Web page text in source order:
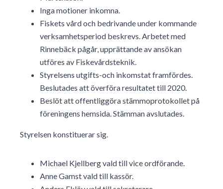
Inga motioner inkomna.
Fiskets vård och bedrivande under kommande
verksamhetsperiod beskrevs. Arbetet med
Rinnebäck pågår, upprättande av ansökan
utföres av Fiskevårdsteknik.
Styrelsens utgifts-och inkomstat framfördes.
Beslutades att överföra resultatet till 2020.
Beslöt att offentliggöra stämmoprotokollet på
föreningens hemsida. Stämman avslutades.
Styrelsen konstituerar sig.
Michael Kjellberg vald till vice ordförande.
Anne Gamst vald till kassör.